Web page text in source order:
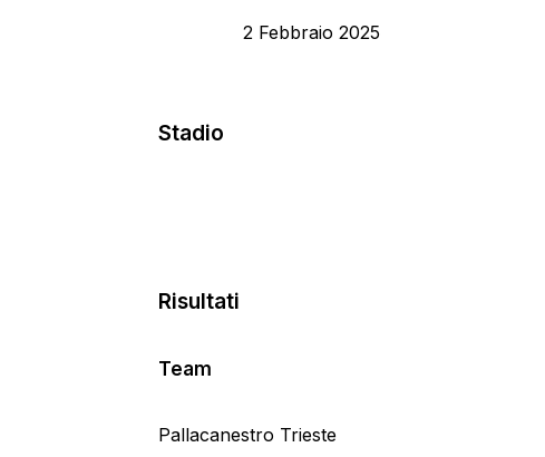
2 Febbraio 2025
Stadio
Risultati
Team
Pallacanestro Trieste